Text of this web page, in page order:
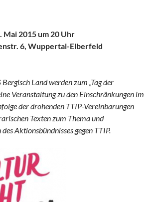
Mai 2015 um 20 Uhr
6, Wuppertal-Elberfeld
Land werden zum „Tag der
Veranstaltung zu den Einschränkungen im
der drohenden TTIP-Vereinbarungen
Texten zum Thema und
Aktionsbündnisses gegen TTIP.